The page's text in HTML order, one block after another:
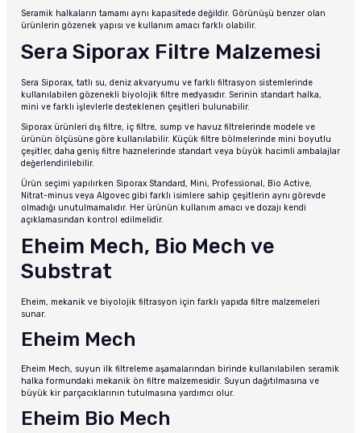
Seramik halkaların tamamı aynı kapasitede değildir. Görünüşü benzer olan
ürünlerin gözenek yapısı ve kullanım amacı farklı olabilir.
Sera Siporax Filtre Malzemesi
Sera Siporax, tatlı su, deniz akvaryumu ve farklı filtrasyon sistemlerinde
kullanılabilen gözenekli biyolojik filtre medyasıdır. Serinin standart halka,
mini ve farklı işlevlerle desteklenen çeşitleri bulunabilir.
Siporax ürünleri dış filtre, iç filtre, sump ve havuz filtrelerinde modele ve
ürünün ölçüsüne göre kullanılabilir. Küçük filtre bölmelerinde mini boyutlu
çeşitler, daha geniş filtre haznelerinde standart veya büyük hacimli ambalajlar
değerlendirilebilir.
Ürün seçimi yapılırken Siporax Standard, Mini, Professional, Bio Active,
Nitrat-minus veya Algovec gibi farklı isimlere sahip çeşitlerin aynı görevde
olmadığı unutulmamalıdır. Her ürünün kullanım amacı ve dozajı kendi
açıklamasından kontrol edilmelidir.
Eheim Mech, Bio Mech ve
Substrat
Eheim, mekanik ve biyolojik filtrasyon için farklı yapıda filtre malzemeleri
sunar.
Eheim Mech
Eheim Mech, suyun ilk filtreleme aşamalarından birinde kullanılabilen seramik
halka formundaki mekanik ön filtre malzemesidir. Suyun dağıtılmasına ve
büyük kir parçacıklarının tutulmasına yardımcı olur.
Eheim Bio Mech